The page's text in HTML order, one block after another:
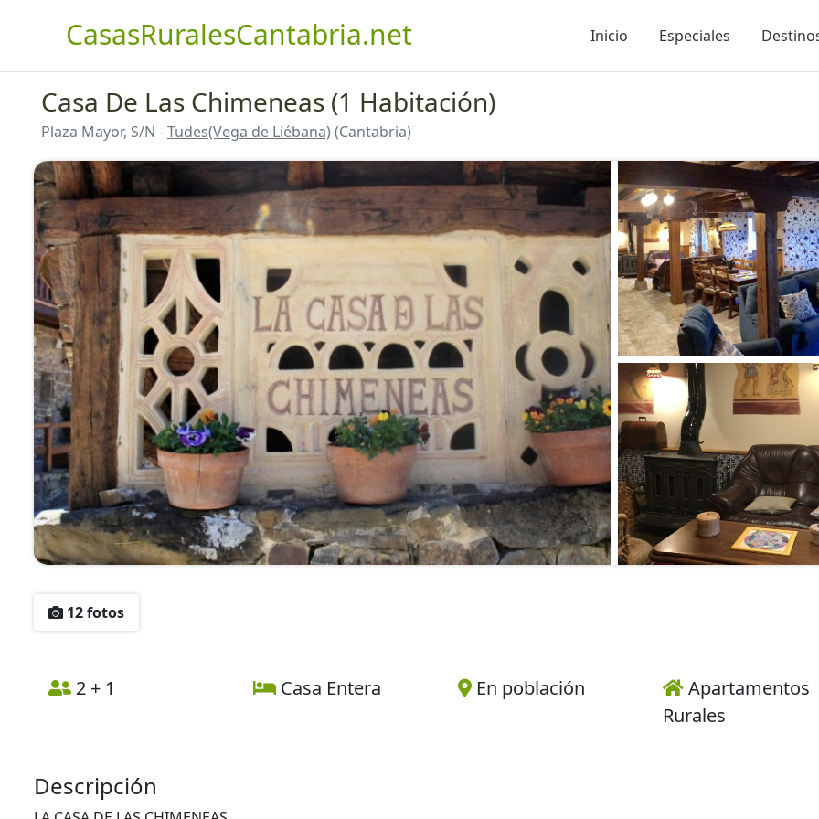
CasasRuralesCantabria.net Inicio Especiales
Casa De Las Chimeneas (1 Habitación)
Plaza Mayor, S/N -Tudes(Vega de Liébana) (Cantabria)
12 fotos
2 + 1 Casa Entera En población
Apartamentos
Rurales
Descripción